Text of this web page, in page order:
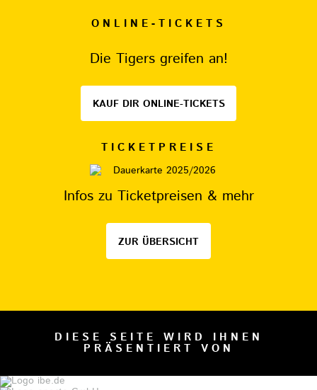
ONLINE-TICKETS
Die Tigers greifen an!
KAUF DIR ONLINE-TICKETS
TICKETPREISE
Infos zu Ticketpreisen & mehr
ZUR ÜBERSICHT
DIESE SEITE WIRD IHNEN
PRÄSENTIERT VON